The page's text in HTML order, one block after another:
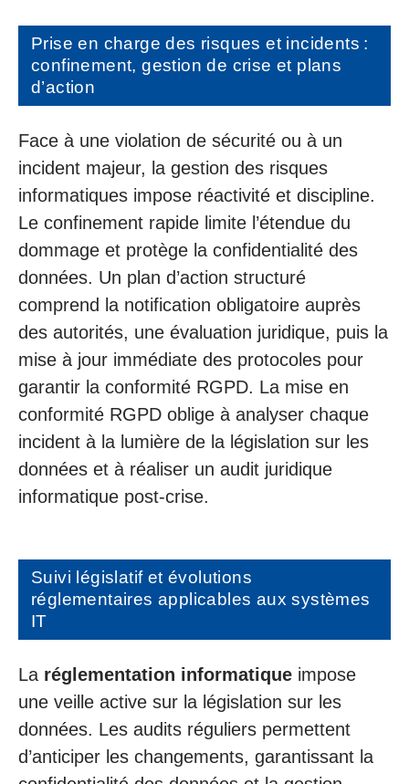
Prise en charge des risques et incidents :
confinement, gestion de crise et plans
d’action
Face à une violation de sécurité ou à un
incident majeur, la gestion des risques
informatiques impose réactivité et discipline.
Le confinement rapide limite l’étendue du
dommage et protège la confidentialité des
données. Un plan d’action structuré
comprend la notification obligatoire auprès
des autorités, une évaluation juridique, puis la
mise à jour immédiate des protocoles pour
garantir la conformité RGPD. La mise en
conformité RGPD oblige à analyser chaque
incident à la lumière de la législation sur les
données et à réaliser un audit juridique
informatique post-crise.
Suivi législatif et évolutions
réglementaires applicables aux systèmes
IT
La réglementation informatique impose
une veille active sur la législation sur les
données. Les audits réguliers permettent
d’anticiper les changements, garantissant la